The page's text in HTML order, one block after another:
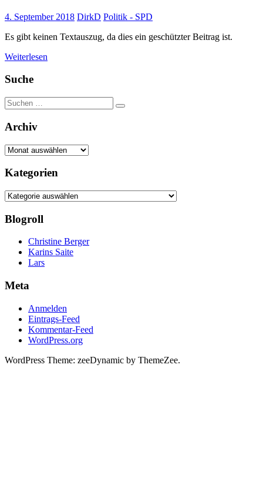
4. September 2018 DirkD Politik - SPD
Es gibt keinen Textauszug, da dies ein geschützter Beitrag ist.
Weiterlesen
Suche
Suchen
nach:
Suchen
Archiv
Archiv
Kategorien
Kategorien
Blogroll
Christine Berger
Karins Saite
Lars
Meta
Anmelden
Eintrags-Feed
Kommentar-Feed
WordPress.org
WordPress Theme: zeeDynamic by ThemeZee.